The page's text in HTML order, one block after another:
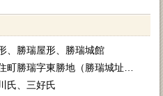
、勝瑞屋形、勝瑞城館
氏、三好氏